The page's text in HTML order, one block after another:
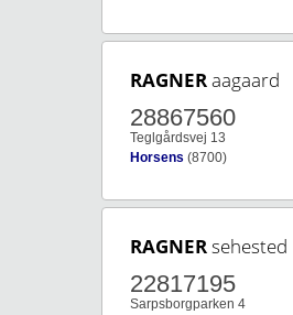
RAGNERaagaard
28867560
Teglgårdsvej 13
Horsens (8700)
RAGNERsehested
22817195
Sarpsborgparken 4